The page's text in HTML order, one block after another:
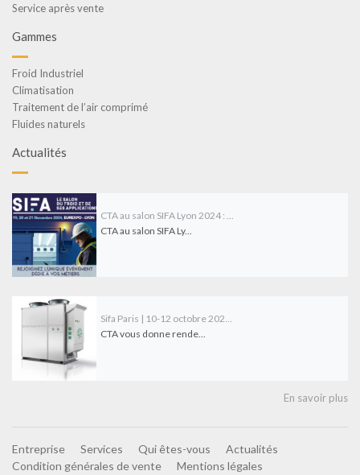
Service après vente
Gammes
Froid Industriel
Climatisation
Traitement de l’air comprimé
Fluides naturels
Actualités
CTA au salon SIFA Lyon 2024 : ...
CTA au salon SIFA Ly...
Sifa Paris | 10-12 octobre 202...
CTA vous donne rende...
En savoir plus
Entreprise Services Qui êtes-vous
Actualités
Condition générales de vente
Mentions légales